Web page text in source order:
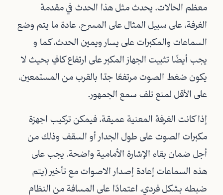
معظم الحالات، يحدث مثل هذا الحدث في مقدمة
الغرفة، على سبيل المثال على المسرح. عادة ما يتم وضع
السماعات والمكبرات على يسار ويمين الحدث، كما و
يجب أيضًا تثبيت الجهاز المكبر على ارتفاع كافٍ بحيث لا
يكون ضغط الصوت مرتفعًا جدًا بالقرب من المستمعين،
على الأقل لمنع تلف سمع الجمهور.
إذا كانت الغرفة المعنية عميقة، فيمكن تركيب اجهزة
مكبرات الصوت على طول الجدار أو السقف وذلك من
أجل ضمان بقاء الإشارة الأمامية واضحة. يجب على
هذه السماعات إعادة إصدار الاصوات مع تأخير (يتم
ضبطه بشكل فردي، اعتمادًا على المسافة من النظام